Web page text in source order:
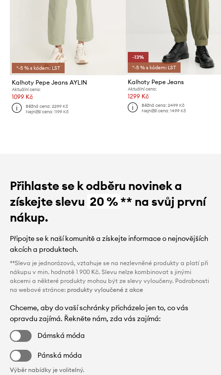
*-5 % s kódem: LST
Kalhoty Pepe Jeans AYLIN
Aktuální cena:
1099 Kč
Běžná cena:2299 Kč
Nejnižší cena:1199 Kč
-13%
*-5 % s kódem: LST
Kalhoty Pepe Jeans
Aktuální cena:
1299 Kč
Běžná cena: 2499 Kč
Nejnižší cena: 1499 Kč
Přihlaste se k odběru novinek a
získejte slevu 20 %** na svůj první
nákup.
Připojte se k naší komunitě a získejte informace o nejnovějších
akcích a produktech.
**Sleva je jednorázová, vztahuje se na nezlevněné produkty a platí při
nákupu v min. hodnotě 1 900 Kč. Slevu nelze kombinovat s jinými
akcemi a některé produkty mohou být ze slevy vyloučeny. Podrobnosti
na webové stránce: produkty vyloučené z akce
Chceme, aby do vaší schránky přicházelo jen to, co vás
opravdu zajímá. Řekněte nám, zda vás zajímá:
Dámská móda
Pánská móda
Výběr nabídky je volitelný.